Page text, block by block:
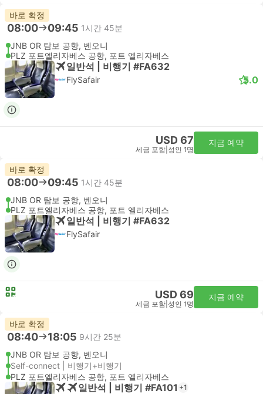
바로 확정
08:00 09:45 1시간 45분
JNB OR 탐보 공항, 벤오니
PLZ 포트엘리자베스 공항, 포트 엘리자베스
일반석 | 비행기 #FA632
FlySafair 5.0
USD 67
세금 포함 성인 1명
지금 예약
바로 확정
08:00 09:45 1시간 45분
JNB OR 탐보 공항, 벤오니
PLZ 포트엘리자베스 공항, 포트 엘리자베스
일반석 | 비행기 #FA632
FlySafair
USD 69
세금 포함 성인 1명
지금 예약
바로 확정
08:40 18:05 9시간 25분
JNB OR 탐보 공항, 벤오니
Self-connect | 비행기+비행기
PLZ 포트엘리자베스 공항, 포트 엘리자베스
일반석 | 비행기 #FA101 +1